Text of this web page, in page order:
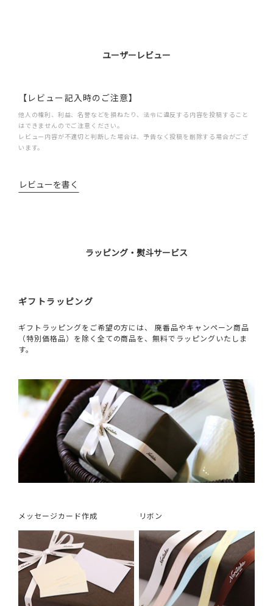
ユーザーレビュー
【レビュー記入時のご注意】
他人の権利、利益、名誉などを損ねたり、法令に違反する内容を投稿すること
はできませんのでご注意ください。
レビュー内容が不適切と判断した場合は、予告なく投稿を削除する場合がござ
います。
レビューを書く
ラッピング・熨斗サービス
ギフトラッピング
ギフトラッピングをご希望の方には、 廃番品やキャンペーン商品
（特別価格品）を除く全ての商品を、無料でラッピングいたしま
す。
メッセージカード作成 リボン